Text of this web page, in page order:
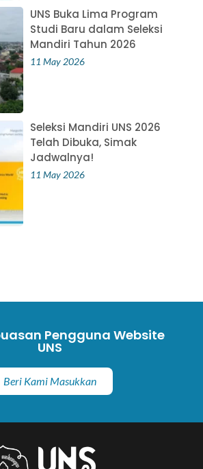
UNS Buka Lima Program
Studi Baru dalam Seleksi
Mandiri Tahun 2026
11 May 2026
Seleksi Mandiri UNS 2026
Telah Dibuka, Simak
Jadwalnya!
11 May 2026
Pengguna Website
UNS
Beri Kami Masukkan